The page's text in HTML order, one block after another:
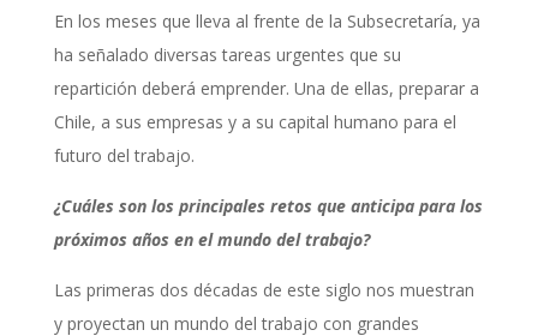
En los meses que lleva al frente de la Subsecretaría, ya
ha señalado diversas tareas urgentes que su
repartición deberá emprender. Una de ellas, preparar a
Chile, a sus empresas y a su capital humano para el
futuro del trabajo.
¿Cuáles son los principales retos que anticipa para los
próximos años en el mundo del trabajo?
Las primeras dos décadas de este siglo nos muestran
y proyectan un mundo del trabajo con grandes